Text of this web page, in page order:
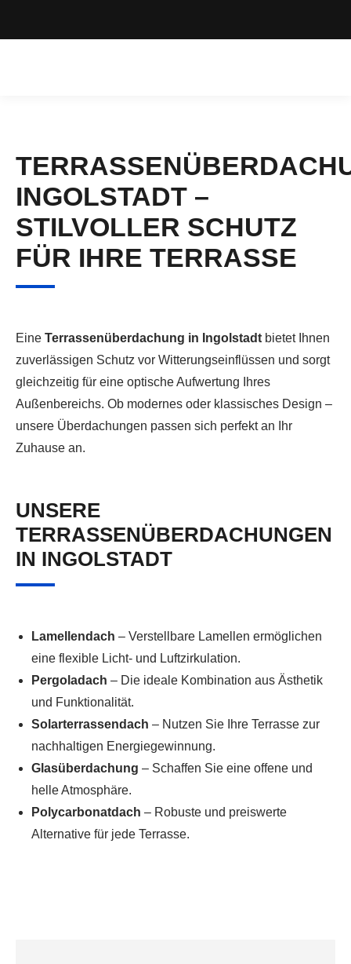
INGOLSTADT –
STILVOLLER SCHUTZ
FÜR IHRE TERRASSE
Eine Terrassenüberdachung in Ingolstadt bietet Ihnen
zuverlässigen Schutz vor Witterungseinflüssen und sorgt
gleichzeitig für eine optische Aufwertung Ihres
Außenbereichs. Ob modernes oder klassisches Design –
unsere Überdachungen passen sich perfekt an Ihr
Zuhause an.
UNSERE
TERRASSENÜBERDACHUNGEN
IN INGOLSTADT
Lamellendach – Verstellbare Lamellen ermöglichen
eine flexible Licht- und Luftzirkulation.
Pergoladach – Die ideale Kombination aus Ästhetik
und Funktionalität.
Solarterrassendach – Nutzen Sie Ihre Terrasse zur
nachhaltigen Energiegewinnung.
Glasüberdachung – Schaffen Sie eine offene und
helle Atmosphäre.
Polycarbonatdach – Robuste und preiswerte
Alternative für jede Terrasse.